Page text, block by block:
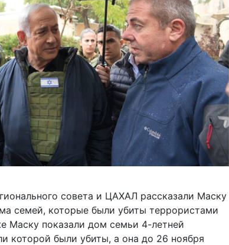
совета и ЦАХАЛ рассказали Маску
семей, которые были убиты террористами
Маску показали дом семьи 4-летней
которой были убиты, а она до 26 ноября